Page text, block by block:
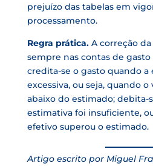
prejuízo das tabelas em
processamento.
Regra prática.A correção
sempre nas contas de
credita-se o gasto quando a
excessiva, ou seja, quando
abaixo do estimado; debita-
estimativa foi insuficiente,
efetivo superou o estimado.
Artigo escrito por Miguel